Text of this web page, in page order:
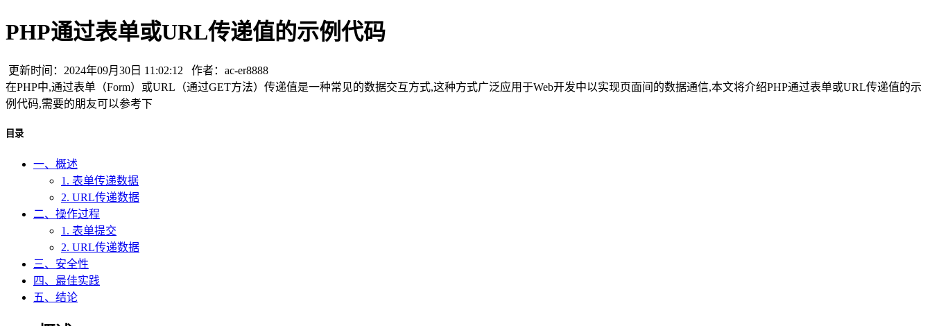
PHP通过表单或URL传递值的示例代码
更新时间：2024年09月30日 11:02:12 作者：ac-er8888
在PHP中,通过表单（Form）或URL（通过GET方法）传递值是一种常见的数据交互方式,这种方式广泛应用于Web开发中以实现页面间的数据通信,本文将介绍PHP通过表单或URL传递值的示
例代码,需要的朋友可以参考下
目录
一、概述
1. 表单传递数据
2. URL传递数据
二、操作过程
1. 表单提交
2. URL传递数据
三、安全性
四、最佳实践
五、结论